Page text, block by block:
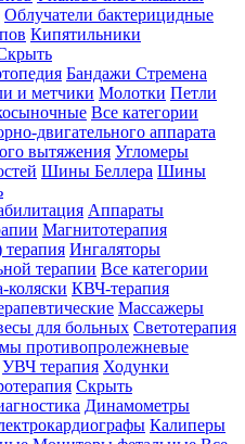
Облучатели бактерицидные
Кипятильники
Бандажи Стремена
и метчики Молотки Петли
Все категории
двигательного аппарата
вытяжения Угломеры
Шины Беллера Шины
Аппараты
Магнитотерапия
терапия Ингаляторы
терапии Все категории
коляски КВЧ-терапия
Массажеры
для больных Светотерапия
противопролежневые
УВЧ терапия Ходунки
Скрыть
Динамометры
Калиперы